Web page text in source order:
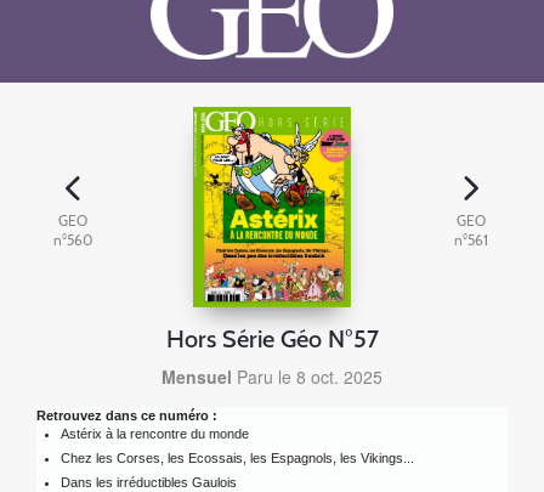
GEO
n°560
Hors Série Géo N°57
Mensuel Paru le 8 oct. 2025
Retrouvez dans ce numéro :
Astérix à la rencontre du monde
Chez les Corses, les Ecossais, les Espagnols, les Vikings...
Dans les irréductibles Gaulois
GEO
n°561